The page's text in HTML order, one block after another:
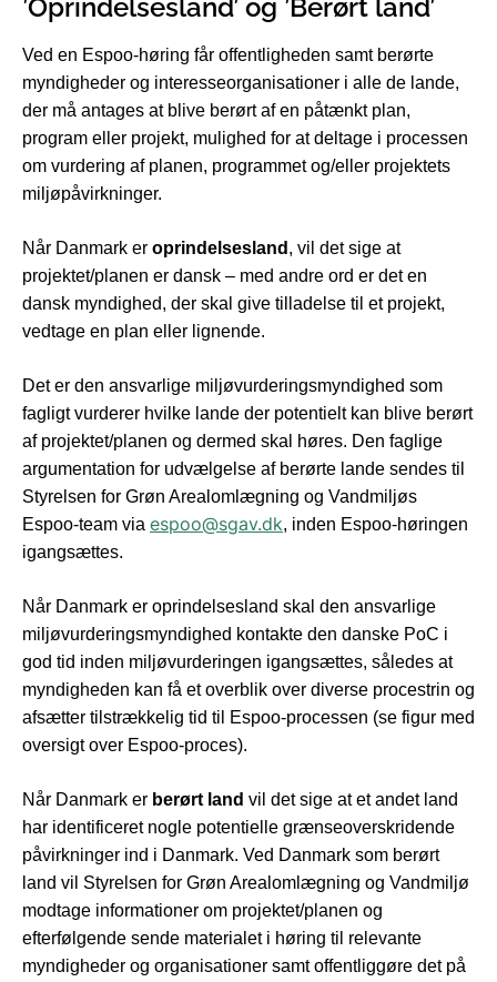
’Oprindelsesland’ og ’Berørt land’
Ved en Espoo-høring får offentligheden samt berørte
myndigheder og interesseorganisationer i alle de lande,
der må antages at blive berørt af en påtænkt plan,
program eller projekt, mulighed for at deltage i processen
om vurdering af planen, programmet og/eller projektets
miljøpåvirkninger.
Når Danmark er oprindelsesland , vil det sige at
projektet/planen er dansk – med andre ord er det en
dansk myndighed, der skal give tilladelse til et projekt,
vedtage en plan eller lignende.
Det er den ansvarlige miljøvurderingsmyndighed som
fagligt vurderer hvilke lande der potentielt kan blive berørt
af projektet/planen og dermed skal høres. Den faglige
argumentation for udvælgelse af berørte lande sendes til
Styrelsen for Grøn Arealomlægning og Vandmiljøs
Espoo-team via espoo@sgav.dk, inden Espoo-høringen
igangsættes.
Når Danmark er oprindelsesland skal den ansvarlige
miljøvurderingsmyndighed kontakte den danske PoC i
god tid inden miljøvurderingen igangsættes, således at
myndigheden kan få et overblik over diverse procestrin og
afsætter tilstrækkelig tid til Espoo-processen (se figur med
oversigt over Espoo-proces).
Når Danmark er berørt land vil det sige at et andet land
har identificeret nogle potentielle grænseoverskridende
påvirkninger ind i Danmark. Ved Danmark som berørt
land vil Styrelsen for Grøn Arealomlægning og Vandmiljø
modtage informationer om projektet/planen og
efterfølgende sende materialet i høring til relevante
myndigheder og organisationer samt offentliggøre det på